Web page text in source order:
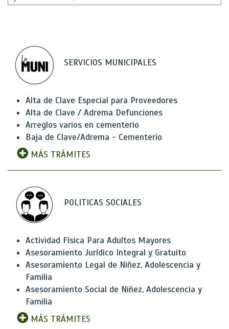
SERVICIOS MUNICIPALES
Alta de Clave Especial para Proveedores
Alta de Clave / Adrema Defunciones
Arreglos varios en cementerio
Baja de Clave/Adrema - Cementerio
MÁS TRÁMITES
POLITICAS SOCIALES
Actividad Física Para Adultos Mayores
Asesoramiento Jurídico Integral y Gratuito
Asesoramiento Legal de Niñez, Adolescencia y
Familia
Asesoramiento Social de Niñez, Adolescencia y
Familia
MÁS TRÁMITES